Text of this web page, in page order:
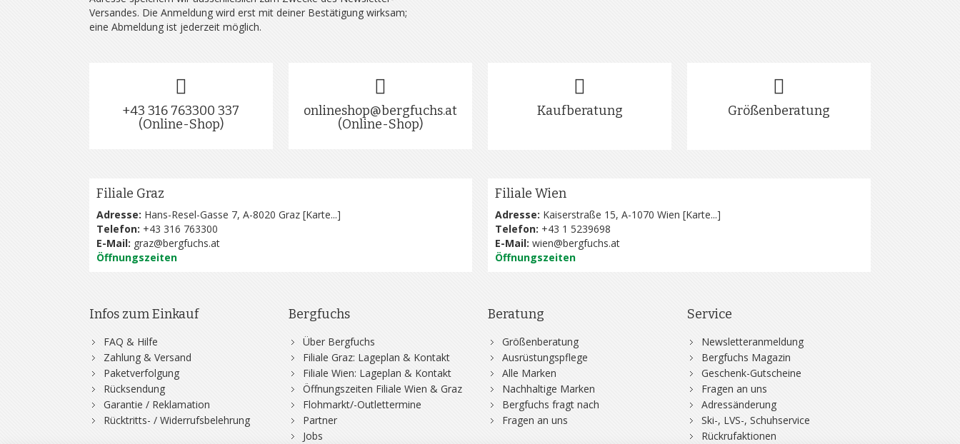
Versandes. Die Anmeldung wird erst mit deiner Bestätigung wirksam;
eine Abmeldung ist jederzeit möglich.
+43 316 763300 337
(Online-Shop)
onlineshop@bergfuchs.at
(Online-Shop)
Kaufberatung Größenberatung
Filiale Graz
Adresse: Hans-Resel-Gasse 7, A-8020 Graz [Karte...]
Telefon: +43 316 763300
E-Mail: graz@bergfuchs.at
Öffnungszeiten
Filiale Wien
Adresse: Kaiserstraße 15, A-1070 Wien [Karte...]
Telefon: +43 1 5239698
E-Mail: wien@bergfuchs.at
Öffnungszeiten
Infos zum Einkauf
FAQ & Hilfe
Zahlung & Versand
Paketverfolgung
Rücksendung
Garantie / Reklamation
Rücktritts- / Widerrufsbelehrung
Bergfuchs
Über Bergfuchs
Filiale Graz: Lageplan & Kontakt
Filiale Wien: Lageplan & Kontakt
Öffnungszeiten Filiale Wien & Graz
Flohmarkt/-Outlettermine
Partner
Jobs
Beratung
Größenberatung
Ausrüstungspflege
Alle Marken
Nachhaltige Marken
Bergfuchs fragt nach
Fragen an uns
Service
Newsletteranmeldung
Bergfuchs Magazin
Geschenk-Gutscheine
Fragen an uns
Adressänderung
Ski-, LVS-, Schuhservice
Rückrufaktionen